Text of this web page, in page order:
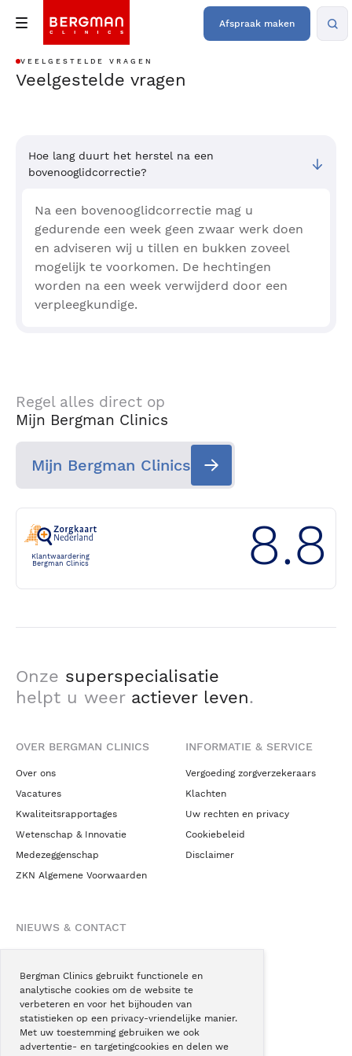
Bergman Clinics gebruikt functionele en
analytische cookies om de website te
verbeteren en voor het bijhouden van
statistieken op een privacy-vriendelijke manier.
Met uw toestemming gebruiken we ook
advertentie- en targetingcookies en delen we
Afspraak maken
VEELGESTELDE VRAGEN
Veelgestelde vragen
Hoe lang duurt het herstel na een
bovenooglidcorrectie?
Na een bovenooglidcorrectie mag u
gedurende een week geen zwaar werk doen
en adviseren wij u tillen en bukken zoveel
mogelijk te voorkomen. De hechtingen
worden na een week verwijderd door een
verpleegkundige.
Regel alles direct op
Mijn Bergman Clinics
Mijn Bergman Clinics
Klantwaardering
Bergman Clinics
8.8
Onze superspecialisatie
helpt u weer actiever leven.
OVER BERGMAN CLINICS
Over ons
Vacatures
Kwaliteitsrapportages
Wetenschap & Innovatie
Medezeggenschap
ZKN Algemene Voorwaarden
INFORMATIE & SERVICE
Vergoeding zorgverzekeraars
Klachten
Uw rechten en privacy
Cookiebeleid
Disclaimer
NIEUWS & CONTACT
Blogs
Podcast
Pressroom
Instagram